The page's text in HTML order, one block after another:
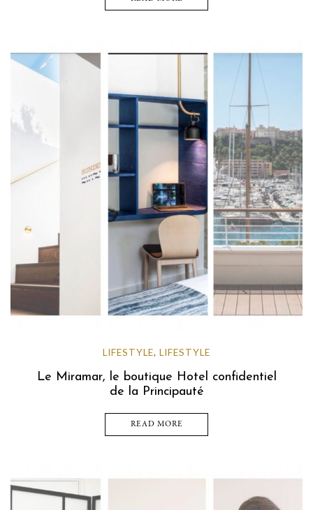
LIFESTYLE, LIFESTYLE
Le Miramar, le boutique Hotel confidentiel
de la Principauté
READ MORE